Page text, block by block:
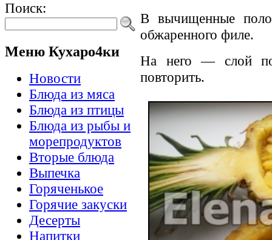
Поиск:
Меню Кухаро4ки
Новости
Блюда из мяса
Блюда из птицы
Блюда из рыбы и
морепродуктов
Вторые блюда
Выпечка
Горяченькое
Горячие закуски
Десерты
Напитки
В вычищенные
обжаренного филе.
На него — слой
повторить.